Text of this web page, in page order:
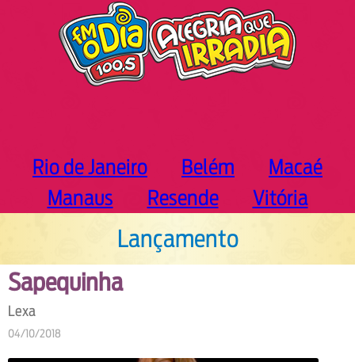
Rio de Janeiro Belém
Macaé
Manaus
Resende Vitória
Lançamento
Sapequinha
Lexa
04/10/2018